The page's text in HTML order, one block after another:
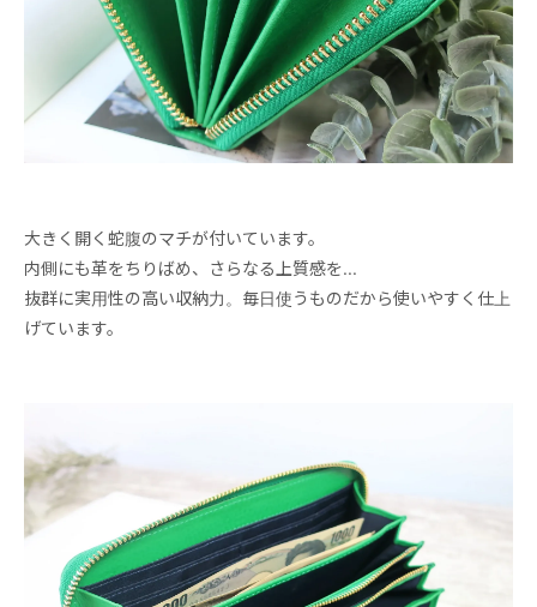
大きく開く蛇腹のマチが付いています。
内側にも革をちりばめ、さらなる上質感を...
抜群に実用性の高い収納力。毎日使うものだから使いやすく仕上
げています。